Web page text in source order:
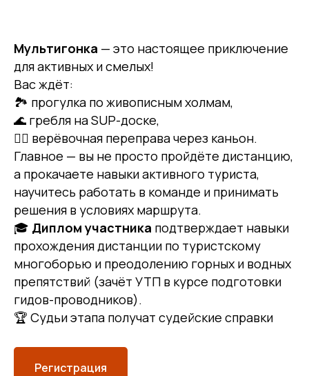
Мультигонка — это настоящее приключение
для активных и смелых!
Вас ждёт:
🏞 прогулка по живописным холмам,
🌊 гребля на SUP-доске,
🧗‍♂️ верёвочная переправа через каньон.
Главное — вы не просто пройдёте дистанцию,
а прокачаете навыки активного туриста,
научитесь работать в команде и принимать
решения в условиях маршрута.
🎓 Диплом участника подтверждает навыки
прохождения дистанции по туристскому
многоборью и преодолению горных и водных
препятствий (зачёт УТП в курсе подготовки
гидов-проводников).
🏆 Судьи этапа получат судейские справки
Регистрация